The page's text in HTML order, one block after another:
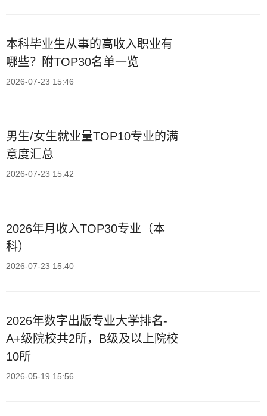
本科毕业生从事的高收入职业有
哪些？附TOP30名单一览
2026-07-23 15:46
男生/女生就业量TOP10专业的满
意度汇总
2026-07-23 15:42
2026年月收入TOP30专业（本
科）
2026-07-23 15:40
2026年数字出版专业大学排名-
A+级院校共2所，B级及以上院校
10所
2026-05-19 15:56